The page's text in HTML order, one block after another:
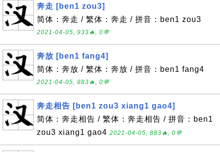
奔走 [ben1 zou3]
简体：奔走 / 繁体：奔走 / 拼音：ben1 zou3
2021-04-05, 933🔥, 0💬
奔放 [ben1 fang4]
简体：奔放 / 繁体：奔放 / 拼音：ben1 fang4
2021-04-05, 883🔥, 0💬
奔走相告 [ben1 zou3 xiang1 gao4]
简体：奔走相告 / 繁体：奔走相告 / 拼音：ben1
zou3 xiang1 gao4 2021-04-05, 883🔥, 0💬